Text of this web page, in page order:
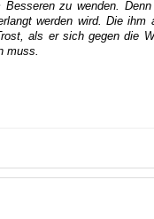
Besseren zu wenden.
werden wird. Die ihm
als er sich gegen die
muss.